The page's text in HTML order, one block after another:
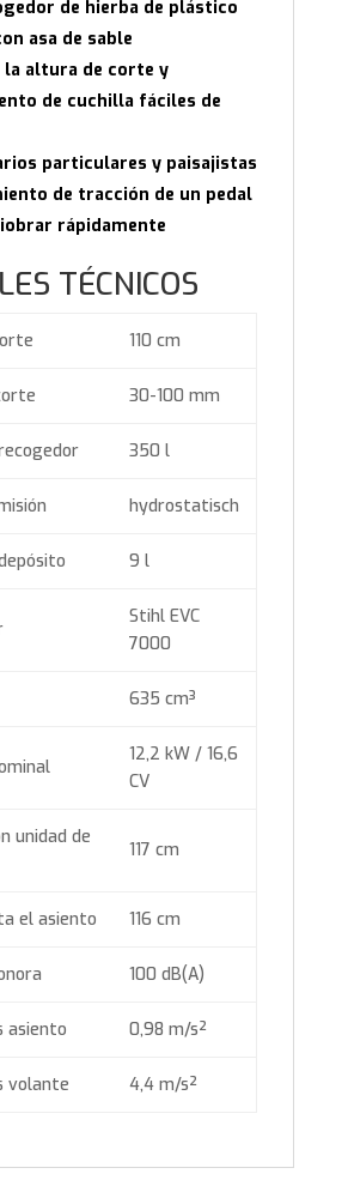
de hierba de plástico
asa de sable
la altura de corte y
de cuchilla fáciles de
particulares y paisajistas
de tracción de un pedal
rápidamente
TÉCNICOS
110 cm
30-100 mm
350 l
hydrostatisch
9 l
Stihl EVC
7000
635 cm³
12,2 kW / 16,6
CV
unidad de
117 cm
el asiento 116 cm
100 dB(A)
asiento 0,98 m/s²
volante 4,4 m/s²